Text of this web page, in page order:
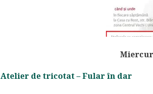
Atelier de tricotat – Fular în dar